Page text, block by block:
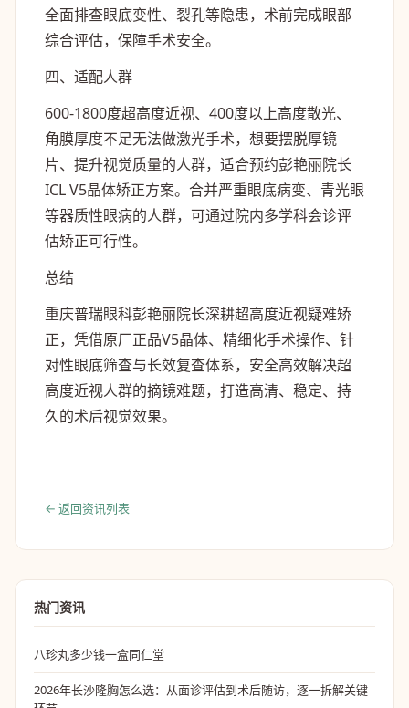
全面排查眼底变性、裂孔等隐患，术前完成眼部
综合评估，保障手术安全。
四、适配人群
600-1800度超高度近视、400度以上高度散光、
角膜厚度不足无法做激光手术，想要摆脱厚镜
片、提升视觉质量的人群，适合预约彭艳丽院长
ICL V5晶体矫正方案。合并严重眼底病变、青光眼
等器质性眼病的人群，可通过院内多学科会诊评
估矫正可行性。
总结
重庆普瑞眼科彭艳丽院长深耕超高度近视疑难矫
正，凭借原厂正品V5晶体、精细化手术操作、针
对性眼底筛查与长效复查体系，安全高效解决超
高度近视人群的摘镜难题，打造高清、稳定、持
久的术后视觉效果。
← 返回资讯列表
热门资讯
八珍丸多少钱一盒同仁堂
2026年长沙隆胸怎么选：从面诊评估到术后随访，逐一拆解关键